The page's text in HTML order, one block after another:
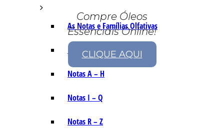
As Notas e Famílias Olfativas
Marketing Olfativo
Notas A – H
Notas I – Q
Notas R – Z
Compre Óleos
Essenciais Online!
CLIQUE AQUI